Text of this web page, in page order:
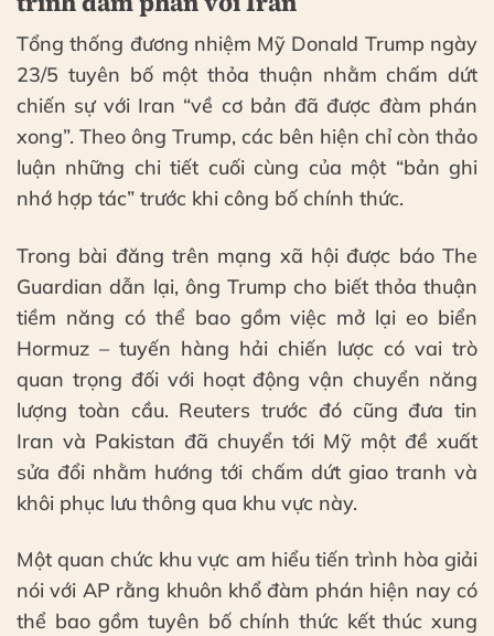
Tổng thống đương nhiệm Mỹ Donald Trump ngày
23/5 tuyên bố một thỏa thuận nhằm chấm dứt
chiến sự với Iran “về cơ bản đã được đàm phán
xong”. Theo ông Trump, các bên hiện chỉ còn thảo
luận những chi tiết cuối cùng của một “bản ghi
nhớ hợp tác” trước khi công bố chính thức.
Trong bài đăng trên mạng xã hội được báo The
Guardian dẫn lại, ông Trump cho biết thỏa thuận
tiềm năng có thể bao gồm việc mở lại eo biển
Hormuz – tuyến hàng hải chiến lược có vai trò
quan trọng đối với hoạt động vận chuyển năng
lượng toàn cầu. Reuters trước đó cũng đưa tin
Iran và Pakistan đã chuyển tới Mỹ một đề xuất
sửa đổi nhằm hướng tới chấm dứt giao tranh và
khôi phục lưu thông qua khu vực này.
Một quan chức khu vực am hiểu tiến trình hòa giải
nói với AP rằng khuôn khổ đàm phán hiện nay có
thể bao gồm tuyên bố chính thức kết thúc xung